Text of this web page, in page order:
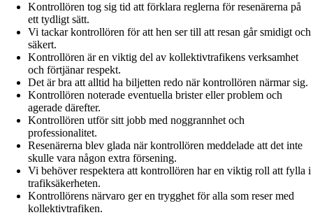
Kontrollören tog sig tid att förklara reglerna för resenärerna på
ett tydligt sätt.
Vi tackar kontrollören för att hen ser till att resan går smidigt och
säkert.
Kontrollören är en viktig del av kollektivtrafikens verksamhet
och förtjänar respekt.
Det är bra att alltid ha biljetten redo när kontrollören närmar sig.
Kontrollören noterade eventuella brister eller problem och
agerade därefter.
Kontrollören utför sitt jobb med noggrannhet och
professionalitet.
Resenärerna blev glada när kontrollören meddelade att det inte
skulle vara någon extra försening.
Vi behöver respektera att kontrollören har en viktig roll att fylla i
trafiksäkerheten.
Kontrollörens närvaro ger en trygghet för alla som reser med
kollektivtrafiken.